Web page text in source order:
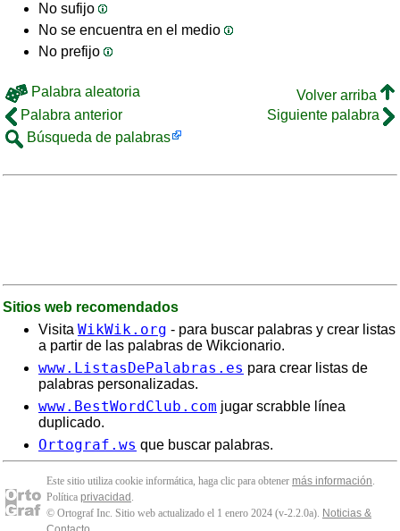
No sufijo
No se encuentra en el medio
No prefijo
Palabra aleatoria
Volver arriba
Palabra anterior
Siguiente palabra
Búsqueda de palabras
Sitios web recomendados
Visita WikWik.org - para buscar palabras y crear listas
a partir de las palabras de Wikcionario.
www.ListasDePalabras.es para crear listas de
palabras personalizadas.
www.BestWordClub.com jugar scrabble línea
duplicado.
Ortograf.ws que buscar palabras.
Este sitio utiliza cookie informática, haga clic para obtener más información.
Política privacidad .
© Ortograf Inc. Sitio web actualizado el 1 enero 2024 (v-2.2.0a). Noticias &